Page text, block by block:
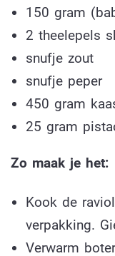
150 gram
2 theelepels
snufje zout
snufje peper
450 gram
25 gram
Zo maak je het:
Kook de
verpakking.
Verwarm